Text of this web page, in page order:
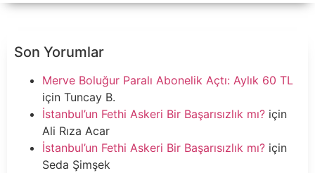
Son Yorumlar
Merve Boluğur Paralı Abonelik Açtı: Aylık 60 TL
için Tuncay B.
İstanbul’un Fethi Askeri Bir Başarısızlık mı? için
Ali Rıza Acar
İstanbul’un Fethi Askeri Bir Başarısızlık mı? için
Seda Şimşek